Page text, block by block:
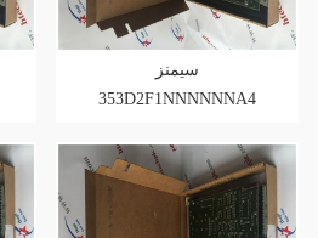
سيمنز
353D2F1NNNNNNA4